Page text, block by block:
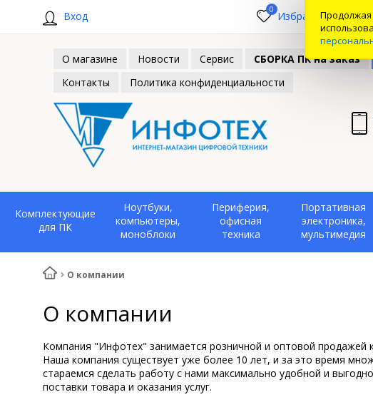
Продолжая
Вход 0 Избранные товары
О магазине Новости Сервис СБОРКА ПК на заказ
Контакты
Политика конфиденциальности
Комплектующие
для ПК
Ноутбуки,
компьютеры,
моноблоки
Периферия,
офисная
техника
Портативная
электроника,
мультимедия
О компании
О компании
Компания "Инфотех" занимается розничной и оптовой продажей
Наша компания существует уже более 10 лет, и за это время
стараемся сделать работу с нами максимально удобной и
поставки товара и оказания услуг.